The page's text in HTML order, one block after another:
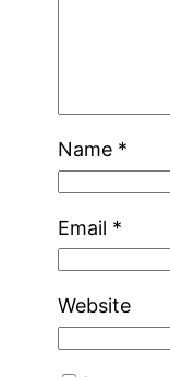
Name *
Email *
Website